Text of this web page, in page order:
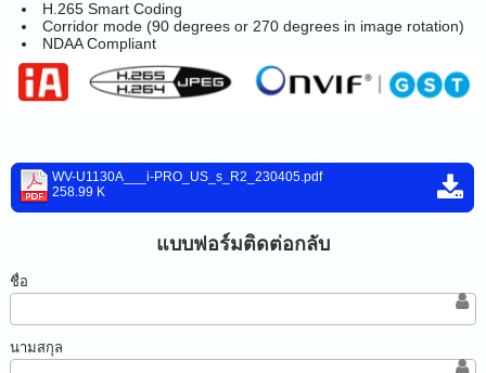
H.265 Smart Coding
Corridor mode (90 degrees or 270 degrees in image rotation)
NDAA Compliant
WV-U1130A___i-PRO_US_s_R2_230405.pdf
258.99 K
แบบฟอร์มติดต่อกลับ
ชื่อ
นามสกุล